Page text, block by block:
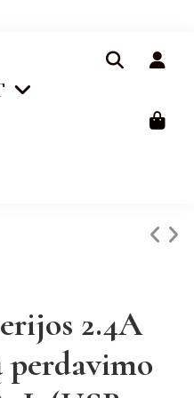
2.4A
perdavimo